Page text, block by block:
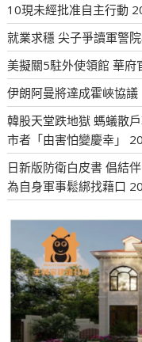
10現未經批准自主行動
就業求穩 尖子爭讀軍警
美擬關5駐外使領館 華府
伊朗阿曼將達成霍峽協
韓股天堂跌地獄 螞蟻散
市者「由害怕變慶幸」
日新版防衛白皮書 倡結
為自身軍事鬆綁找藉口